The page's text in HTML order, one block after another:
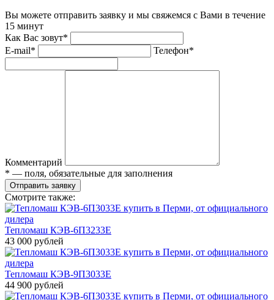
Вы можете отправить заявку и мы свяжемся с Вами в течение
15 минут
Как Вас зовут*
E-mail*
Телефон*
Комментарий
* — поля, обязательные для заполнения
Отправить заявку
Смотрите также:
Тепломаш КЭВ-6П3233Е
43 000 рублей
Тепломаш КЭВ-9П3033Е
44 900 рублей